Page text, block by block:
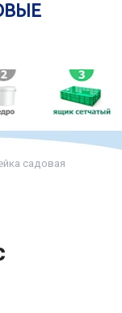
садовая